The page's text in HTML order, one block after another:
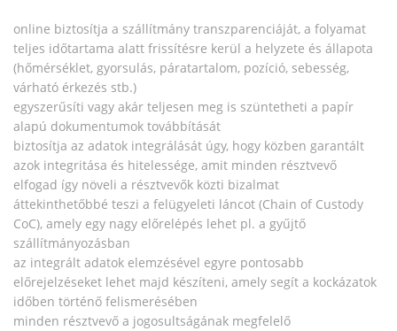
online biztosítja a szállítmány transzparenciáját, a folyamat
teljes időtartama alatt frissítésre kerül a helyzete és állapota
(hőmérséklet, gyorsulás, páratartalom, pozíció, sebesség,
várható érkezés stb.)
egyszerűsíti vagy akár teljesen meg is szüntetheti a papír
alapú dokumentumok továbbítását
biztosítja az adatok integrálását úgy, hogy közben garantált
azok integritása és hitelessége, amit minden résztvevő
elfogad így növeli a résztvevők közti bizalmat
áttekinthetőbbé teszi a felügyeleti láncot (Chain of Custody
CoC), amely egy nagy előrelépés lehet pl. a gyűjtő
szállítmányozásban
az integrált adatok elemzésével egyre pontosabb
előrejelzéseket lehet majd készíteni, amely segít a kockázatok
időben történő felismerésében
minden résztvevő a jogosultságának megfelelő